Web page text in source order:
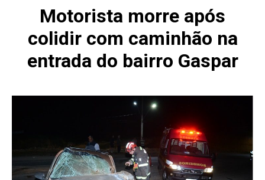
Motorista morre após
colidir com caminhão na
entrada do bairro Gaspar